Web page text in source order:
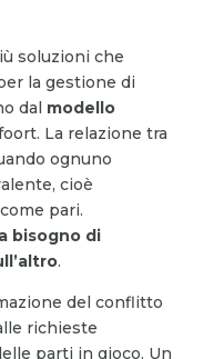
soluzioni che
la gestione di
dal modello
La relazione tra
ognuno
cioè
pari.
bisogno di
.
del conflitto
richieste
parti in gioco. Un